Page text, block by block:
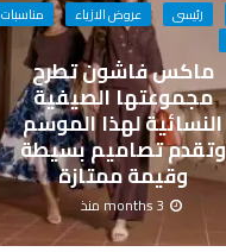
رئيسى عروض الازياء
مناسبات
ماكس فاشون تطرح
مجموعتها الصيفية
النسائية لهذا الموسم
وتقدم تصاميم بسيطة
وقيمة ممتازة
3 months منذ